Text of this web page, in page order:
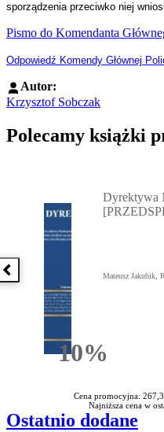
sporządzenia przeciwko niej
Pismo do Komendanta
Odpowiedź Komendy Głównej
Autor:
Krzysztof Sobczak
Polecamy książki
Poprzednia książka
10%Rabatu
Dyrektywa
Mateusz Jakubik,
Cena promocyjna:
Najniższa cena w
Ostatnio dodane